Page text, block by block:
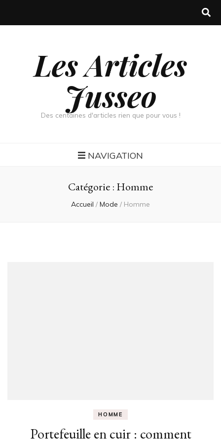
Les Articles
Jusseo
Des centaines d'articles rien que pour vous !
NAVIGATION
Catégorie : Homme
Accueil / Mode / Homme
HOMME
Portefeuille en cuir : comment